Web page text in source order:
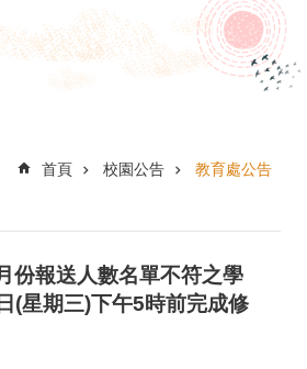
首頁 校園公告 教育處公告
份報送人數名單不符之學
(星期三)下午5時前完成修